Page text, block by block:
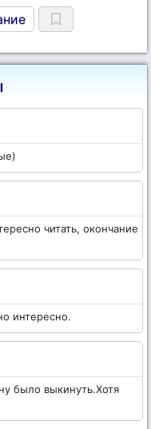
читать, окончание
интересно.
было выкинуть.Хотя